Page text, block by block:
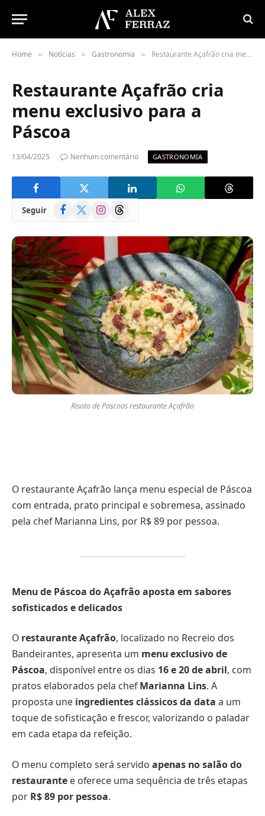
Home » Notícias » Gastronomia » Restaurante Açafrão cria menu exclusivo para a Páscoa
Restaurante Açafrão cria
menu exclusivo para a
Páscoa
13/04/2025 Nenhum comentário GASTRONOMIA
Seguir Facebook
(Twitter)
InstagramThreads
Risoto de Pascoas restaurante Açafrão
O restaurante Açafrão lança menu especial de Páscoa
com entrada, prato principal e sobremesa, assinado
pela chef Marianna Lins, por R$ 89 por pessoa.
Menu de Páscoa do Açafrão aposta em sabores
sofisticados e delicados
O restaurante Açafrão, localizado no Recreio dos
Bandeirantes, apresenta um menu exclusivo de
Páscoa, disponível entre os dias 16 e 20 de abril, com
pratos elaborados pela chefMarianna Lins. A
proposta une ingredientes clássicos da data a um
toque de sofisticação e frescor, valorizando o paladar
em cada etapa da refeição.
O menu completo será servido apenas no salão do
restaurante e oferece uma sequência de três etapas
por R$ 89 por pessoa.